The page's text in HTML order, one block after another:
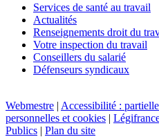
Services de santé au travail
Actualités
Renseignements droit du
Votre inspection du travail
Conseillers du salarié
Défenseurs syndicaux
Webmestre | Accessibilité :
personnelles et cookies |
Publics | Plan du site